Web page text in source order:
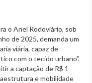
o Anel Rodoviário, sob
de 2025, demanda um
viária, capaz de
com o tecido urbano”.
a captação de R$ 1
e mobilidade